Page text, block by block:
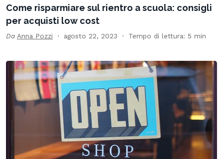
Come risparmiare sul rientro a scuola: consigli
per acquisti low cost
Da Anna Pozzi agosto 22, 2023 Tempo di lettura: 5 min